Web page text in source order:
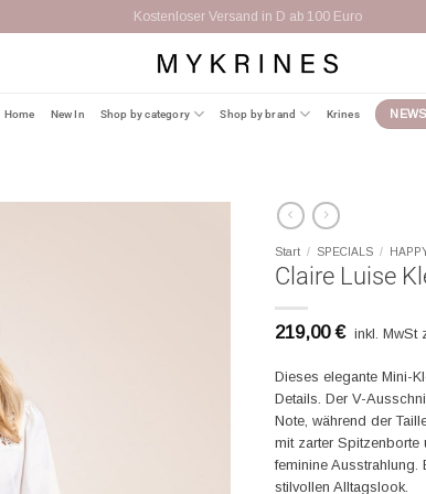
Versand innerhalb Europa 9,95 Eur
Home New In Shop by category Shop by brand Krines
Start / SPECIALS /
Claire Luise
219,00€ inkl. MwSt
Dieses elegante Mini-
Details. Der V-
Note, während der
mit zarter Spitzenborte
feminine Ausstrahlung.
stilvollen Alltagslook.